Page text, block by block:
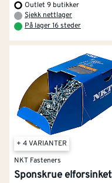
Outlet 9 butikker
Sjekk nettlager
På lager 16 steder
+ 4 VARIANTER
NKT Fasteners
Sponskrue elforsinket